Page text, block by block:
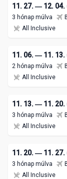
11. 27. ― 12.
3 hónap múlva
All Inclusive
11. 06. ― 11.
2 hónap múlva
All Inclusive
11. 13. ― 11.
3 hónap múlva
All Inclusive
11. 20. ― 11.
3 hónap múlva
All Inclusive